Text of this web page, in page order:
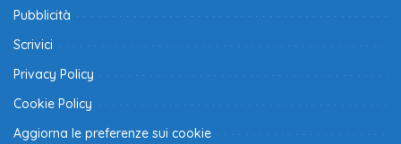
Pubblicità
Scrivici
Privacy Policy
Cookie Policy
Aggiorna le preferenze sui cookie